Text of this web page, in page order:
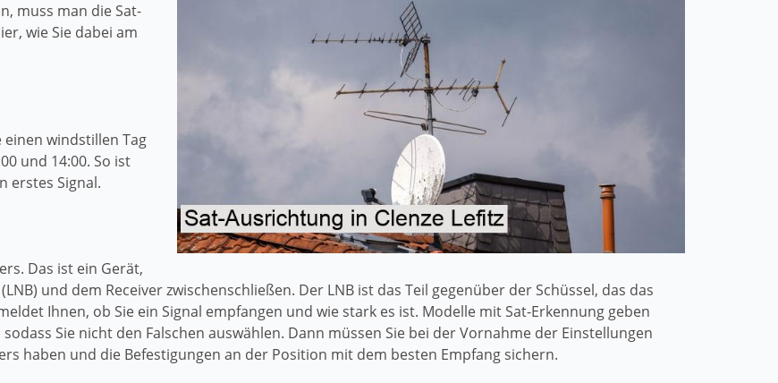
muss man die Sat-
wie Sie dabei am
windstillen Tag
und 14:00. So ist
erstes Signal.
Das ist ein Gerät,
und dem Receiver zwischenschließen. Der LNB ist das Teil gegenüber der Schüssel, das das
Ihnen, ob Sie ein Signal empfangen und wie stark es ist. Modelle mit Sat-Erkennung geben
Sie nicht den Falschen auswählen. Dann müssen Sie bei der Vornahme der Einstellungen
haben und die Befestigungen an der Position mit dem besten Empfang sichern.